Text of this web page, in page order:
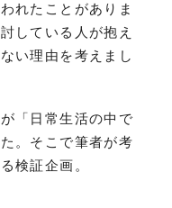
れたことがありま
している人が抱え
い理由を考えまし
「日常生活の中で
。そこで筆者が考
検証企画。